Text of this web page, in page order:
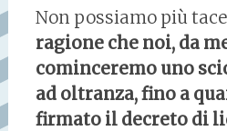
Non possiamo più
ragione che noi, da
cominceremo uno
ad oltranza, fino a
firmato il decreto di